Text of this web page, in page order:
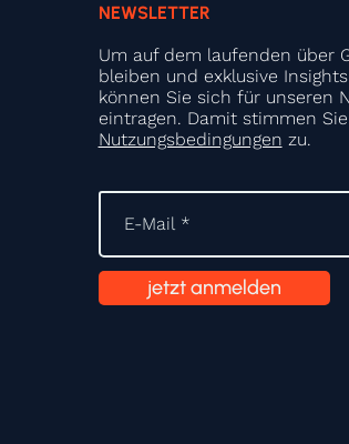
NEWSLETTER
Um auf dem laufenden über
bleiben und exklusive
können Sie sich für unseren
eintragen. Damit stimmen
Nutzungsbedingungen zu.
jetzt anmelden